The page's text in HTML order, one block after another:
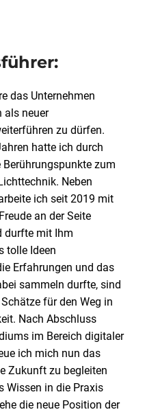
das Unternehmen
als neuer
zu dürfen.
hatte ich durch
Berührungspunkte zum
Neben
ich seit 2019 mit
an der Seite
durfte mit Ihm
tolle Ideen
Erfahrungen und das
sammeln durfte, sind
für den Weg in
Nach Abschluss
im Bereich digitaler
ich mich nun das
Zukunft zu begleiten
Wissen in die Praxis
die neue Position der